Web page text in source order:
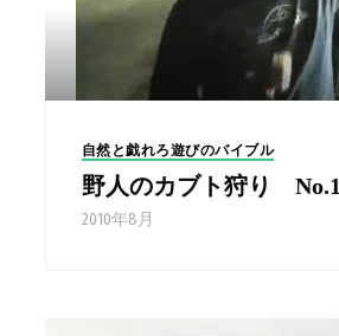
自然と戯れろ遊びのバイブル
野人のカブト狩り No.1
2010年8月